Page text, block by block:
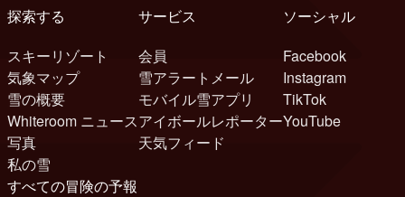
探索する
スキーリゾート
気象マップ
雪の概要
Whiteroom ニュース
写真
私の雪
サービス
会員
雪アラートメール
モバイル雪アプリ
アイボールレポーター
天気フィード
ソーシャル
Facebook
Instagram
TikTok
YouTube
すべての冒険の予報